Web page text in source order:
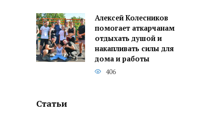
Алексей Колесников
помогает аткарчанам
отдыхать душой и
накапливать силы для
дома и работы
406
Статьи